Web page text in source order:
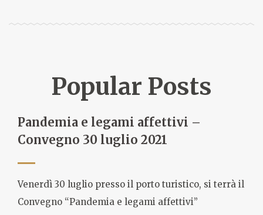
Popular Posts
Pandemia e legami affettivi –
Convegno 30 luglio 2021
Venerdì 30 luglio presso il porto turistico, si terrà il
Convegno “Pandemia e legami affettivi”